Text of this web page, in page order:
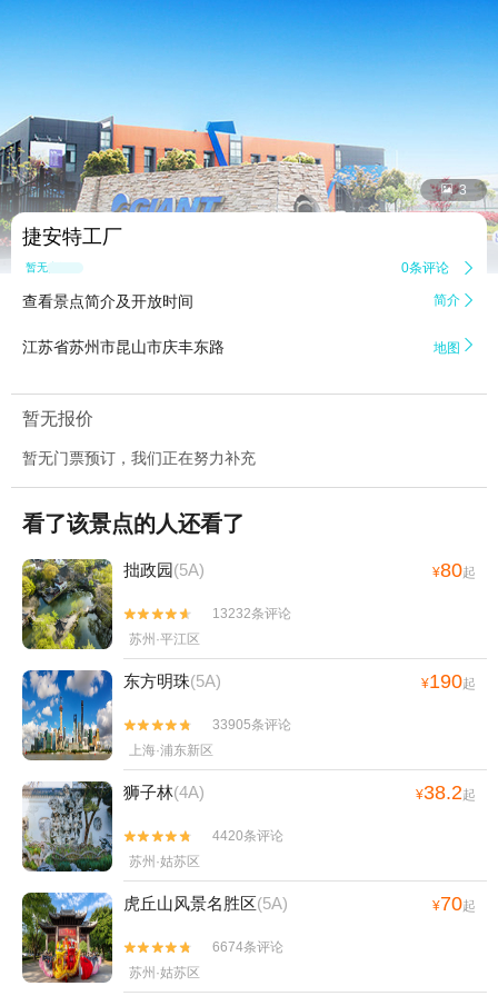
 3
捷安特工厂
暂无点评 0条评论 
查看景点简介及开放时间 简介 
江苏省苏州市昆山市庆丰东路 地图 
暂无报价
暂无门票预订，我们正在努力补充
看了该景点的人还看了
拙政园(5A) ¥80起


13232条评论
苏州·平江区
东方明珠(5A) ¥190起


33905条评论
上海·浦东新区
狮子林(4A) ¥38.2起


4420条评论
苏州·姑苏区
虎丘山风景名胜区(5A) ¥70起


6674条评论
苏州·姑苏区
